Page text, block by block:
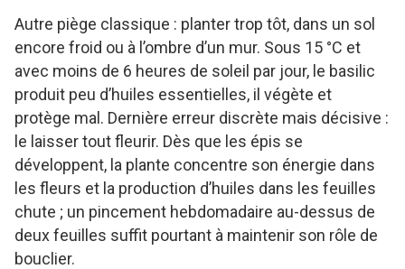
Autre piège classique : planter trop tôt, dans un sol
encore froid ou à l’ombre d’un mur. Sous 15 °C et
avec moins de 6 heures de soleil par jour, le basilic
produit peu d’huiles essentielles, il végète et
protège mal. Dernière erreur discrète mais décisive :
le laisser tout fleurir. Dès que les épis se
développent, la plante concentre son énergie dans
les fleurs et la production d’huiles dans les feuilles
chute ; un pincement hebdomadaire au-dessus de
deux feuilles suffit pourtant à maintenir son rôle de
bouclier.